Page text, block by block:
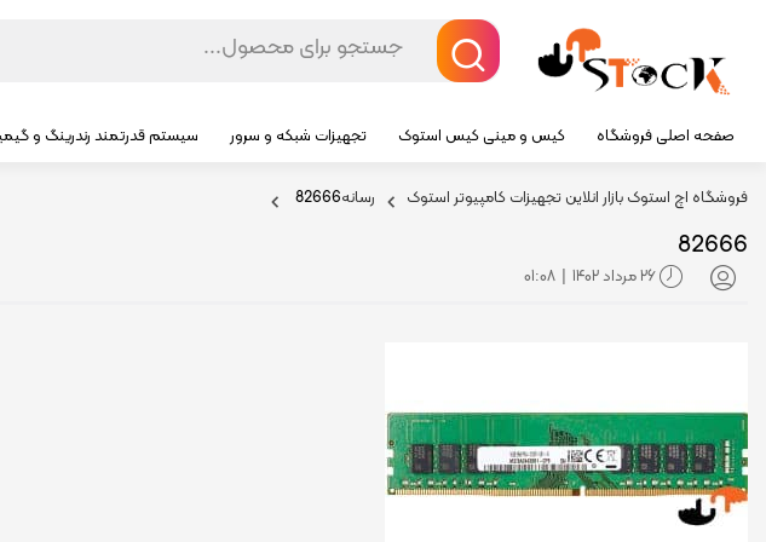
صفحه اصلی فروشگاه کیس و مینی کیس استوک تجهیزات شبکه و سرور سیستم قدرتمند رندرینگ و
فروشگاه اچ استوک بازار انلاین تجهیزات کامپیوتر استوک رسانه82666
82666
26 مرداد 1402 |
01:08